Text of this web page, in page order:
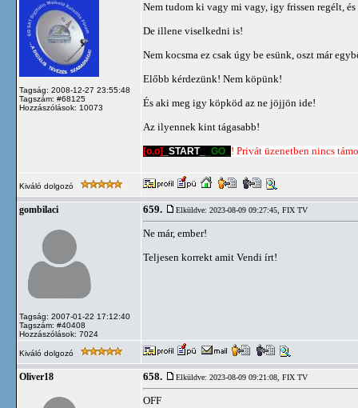
Tagság: 2008-12-27 23:55:48
Tagszám: #68125
Hozzászólások: 10073
Nem tudom ki vagy mi vagy, igy frissen regélt,
De illene viselkedni is!
Nem kocsma ez csak úgy be esünk, oszt már
Előbb kérdezünk! Nem köpünk!
És aki meg igy köpköd az ne jöjjön ide!
Az ilyennek kint tágasabb!
[o.o] _START_ _GO_ ! Privát üzenetben nincs
Kiváló dolgozó
gombilaci
Tagság: 2007-01-22 17:12:40
Tagszám: #40408
Hozzászólások: 7024
659. Elküldve: 2023-08-09 09:27:45, FIX TV
Ne már, ember!
Teljesen korrekt amit Vendi írt!
Kiváló dolgozó
Oliver18 658. Elküldve: 2023-08-09 09:21:08, FIX TV
OFF